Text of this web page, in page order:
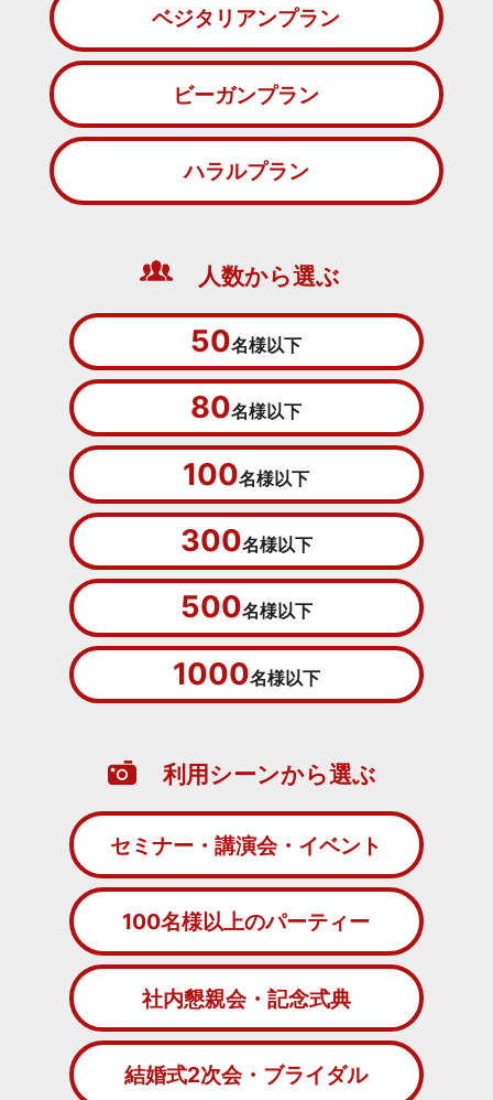
ベジタリアンプラン
ビーガンプラン
ハラルプラン
人数から選ぶ
50名様以下
80名様以下
100名様以下
300名様以下
500名様以下
1000名様以下
利用シーンから選ぶ
セミナー・講演会・イベント
100名様以上のパーティー
社内懇親会・記念式典
結婚式2次会・ブライダル